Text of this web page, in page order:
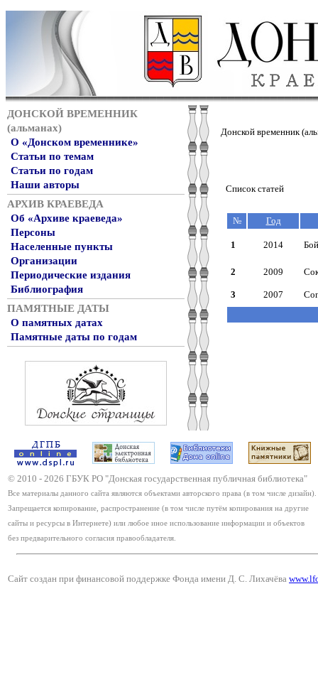
ДОНСКОЙ ВРЕМЕННИК
(альманах)
О «Донском временнике»
Статьи по темам
Статьи по годам
Наши авторы
АРХИВ КРАЕВЕДА
Об «Архиве краеведа»
Персоны
Населенные пункты
Организации
Периодические издания
Библиография
ПАМЯТНЫЕ ДАТЫ
О памятных датах
Памятные даты по годам
Донской временник
Список статей
№ Год
1 2014
2 2009
3 2007
© 2010 - 2026 ГБУК РО "Донская государственная публичная библиотека"
Все материалы данного сайта являются объектами авторского права (в том числе дизайн).
Запрещается копирование, распространение (в том числе путём копирования на другие
сайты и ресурсы в Интернете) или любое иное использование информации и объектов
без предварительного согласия правообладателя.
Сайт создан при финансовой поддержке Фонда имени Д. С. Лихачёва